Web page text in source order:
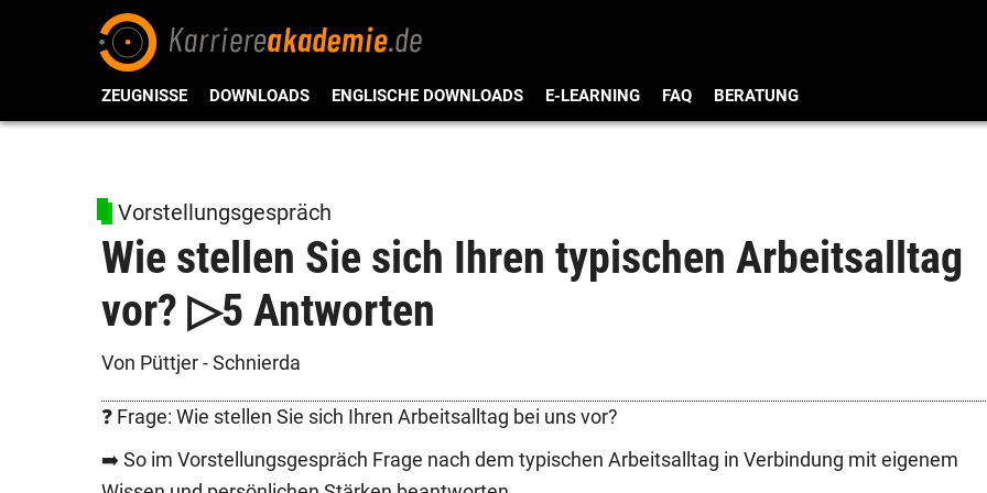
ZEUGNISSE DOWNLOADS ENGLISCHE DOWNLOADS E-LEARNING FAQ BERATUNG
Vorstellungsgespräch
Wie stellen Sie sich Ihren typischen Arbeitsalltag
vor? ▷5 Antworten
Von Püttjer - Schnierda
❓ Frage: Wie stellen Sie sich Ihren Arbeitsalltag bei uns vor?
➡️ So im Vorstellungsgespräch Frage nach dem typischen Arbeitsalltag in Verbindung mit eigenem